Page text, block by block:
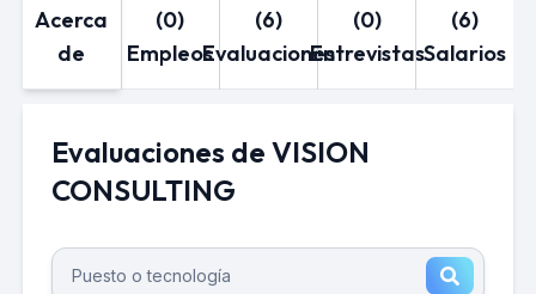
Acerca
de
(0)
Empleos
(6)
Evaluaciones
(0)
Entrevistas
(6)
Salarios
Evaluaciones de VISION
CONSULTING